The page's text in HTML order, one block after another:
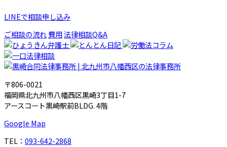
LINEで相談申し込み
ご相談の流れ費用法律相談Q&A
〒806-0021
福岡県北九州市八幡西区黒崎3丁目1-7
アースコート黒崎駅前BLDG. 4階
Google Map
TEL： 093-642-2868